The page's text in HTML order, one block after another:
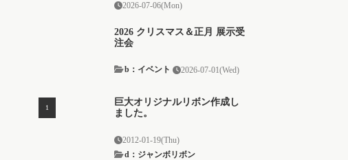
2026-07-06(Mon)
2026 クリスマス＆正月 展示受
注会
b：イベント 2026-07-01(Wed)
巨大オリジナルリボン作成し
ました。
2012-01-19(Thu)
d：ジャンボリボン